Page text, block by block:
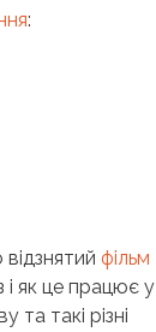
:
фільм
як це працює у
такі різні